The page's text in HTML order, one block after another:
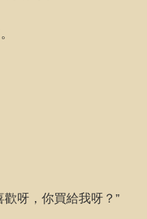
呀，你買給我呀？”